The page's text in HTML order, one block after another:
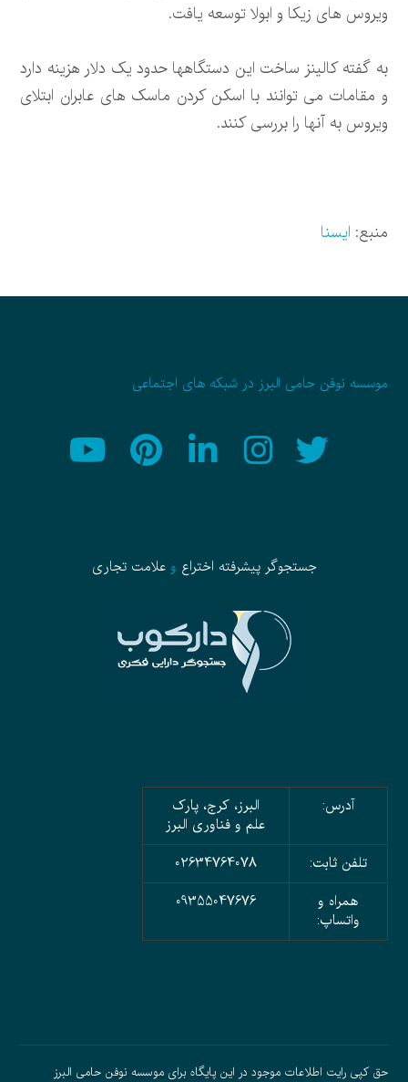
ویروس های زیکا و ابولا توسعه یافت.
به گفته کالینز ساخت این دستگاهها حدود یک دلار هزینه دارد
و مقامات می توانند با اسکن کردن ماسک های عابران ابتلای
ویروس به آنها را بررسی کنند.
منبع: ایسنا
موسسه نوفن حامی البرز در شبکه های اجتماعی
جستجوگر پیشرفته اختراع وعلامت تجاری
آدرس:
البرز، کرج، پارک
علم و فناوری البرز
تلفن ثابت:
02634764078
همراه و
واتساپ:
09355047676
حق کپی رایت اطلاعات موجود در این پایگاه برای موسسه نوفن حامی البرز